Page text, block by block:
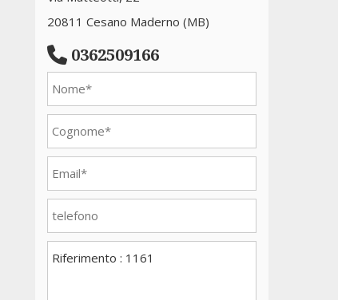
20811 Cesano Maderno (MB)
0362509166